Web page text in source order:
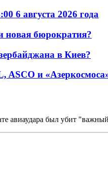
6 августа 2026 года
новая бюрократия?
в Киев?
и
авиаудара был убит